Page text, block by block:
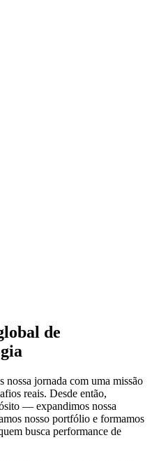
de
nossa jornada com uma missão
reais. Desde então,
— expandimos nossa
nosso portfólio e formamos
busca performance de